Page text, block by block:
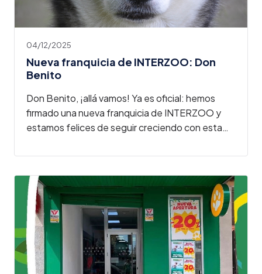
04/12/2025
Nueva franquicia de INTERZOO: Don
Benito
Don Benito, ¡allá vamos! Ya es oficial: hemos
firmado una nueva franquicia de INTERZOO y
estamos felices de seguir creciendo con esta…